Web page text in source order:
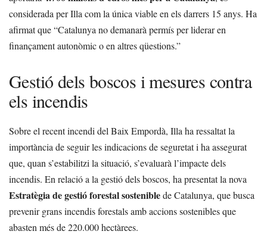
considerada per Illa com la única viable en els darrers 15 anys. Ha
afirmat que “Catalunya no demanarà permís per liderar en
finançament autonòmic o en altres qüestions.”
Gestió dels boscos i mesures contra
els incendis
Sobre el recent incendi del Baix Empordà, Illa ha ressaltat la
importància de seguir les indicacions de seguretat i ha assegurat
que, quan s’estabilitzi la situació, s’evaluarà l’impacte dels
incendis. En relació a la gestió dels boscos, ha presentat la nova
Estratègia de gestió forestal sosteniblede Catalunya, que busca
prevenir grans incendis forestals amb accions sostenibles que
abasten més de 220.000 hectàrees.